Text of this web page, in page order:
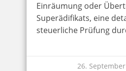
Einräumung oder
Superädifikats, eine
steuerliche Prüfung
26.